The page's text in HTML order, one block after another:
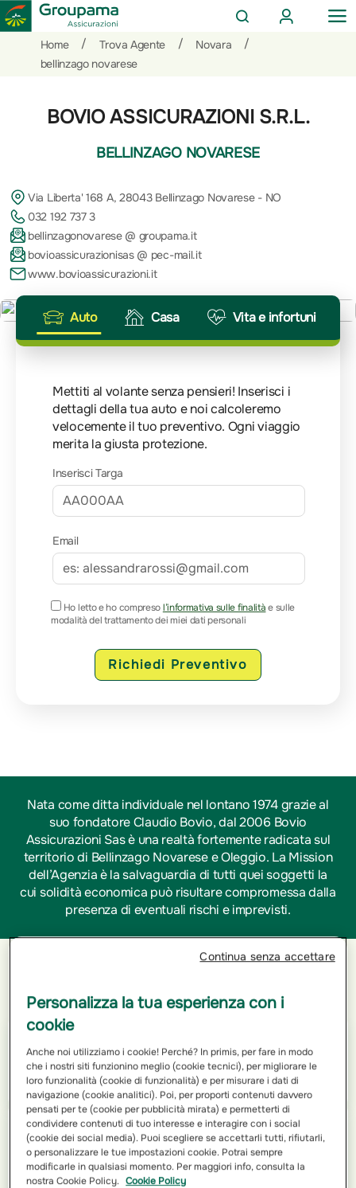
CERCA
AREA
CLIENTI
Home
/ Trova Agente / Novara
/
bellinzago novarese
BOVIO ASSICURAZIONI S.R.L.
BELLINZAGO NOVARESE
Via Liberta' 168 A, 28043 Bellinzago Novarese - NO
032 192 737 3
bellinzagonovarese @ groupama.it
bovioassicurazionisas @ pec-mail.it
www.bovioassicurazioni.it
Auto Casa Vita e infortuni
Mettiti al volante senza pensieri! Inserisci i
dettagli della tua auto e noi calcoleremo
velocemente il tuo preventivo. Ogni viaggio
merita la giusta protezione.
Inserisci Targa
Email
Ho letto e ho compresol’informativa sulle finalitàe sulle
modalità del trattamento dei miei dati personali
Richiedi Preventivo
Nata come ditta individuale nel lontano 1974 grazie al
suo fondatore Claudio Bovio, dal 2006 Bovio
Assicurazioni Sas è una realtà fortemente radicata sul
territorio di Bellinzago Novarese e Oleggio. La Mission
dell’Agenzia è la salvaguardia di tutti quei soggetti la
cui solidità economica può risultare compromessa dalla
presenza di eventuali rischi e imprevisti.
Orari di apertura
09:00 - 12:30
15:00 - 18:30
Martedì
09:00 - 12:30
15:00 - 18:30
Personalizza la tua esperienza con i
cookie
Anche noi utilizziamo i cookie! Perché? In primis, per fare in modo
che i nostri siti funzionino meglio (cookie tecnici), per migliorare le
loro funzionalità (cookie di funzionalità) e per misurare i dati di
navigazione (cookie analitici). Poi, per proporti contenuti davvero
pensati per te (cookie per pubblicità mirata) e permetterti di
condividere contenuti di tuo interesse e interagire con i social
(cookie dei social media). Puoi scegliere se accettarli tutti, rifiutarli,
o personalizzare le tue impostazioni cookie. Potrai sempre
modificarle in qualsiasi momento. Per maggiori info, consulta la
nostra Cookie Policy. Cookie Policy
Continua senza accettare